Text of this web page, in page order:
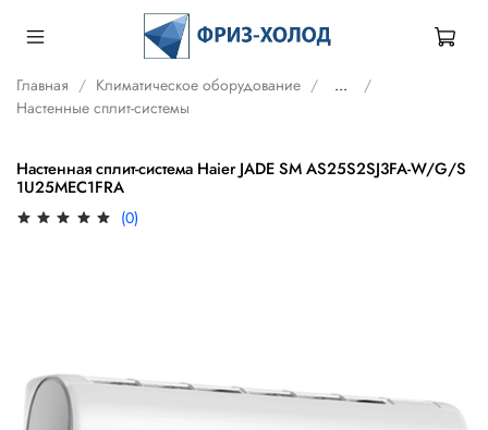
Главная Климатическое оборудование
...
Настенные сплит-системы
Настенная сплит-система Haier JADE SM AS25S2SJ3FA-W/G/S
1U25MEC1FRA
(0)